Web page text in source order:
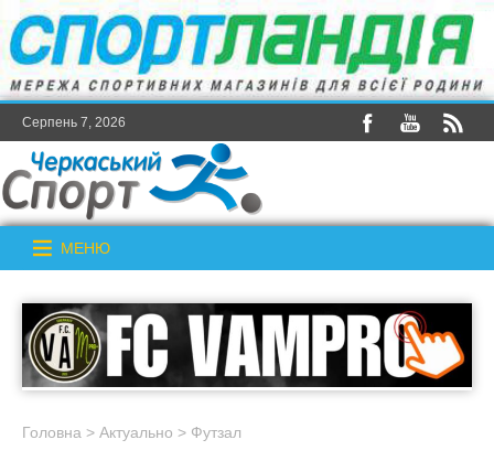
Серпень 7, 2026
МЕНЮ
Головна > Актуально > Футзал